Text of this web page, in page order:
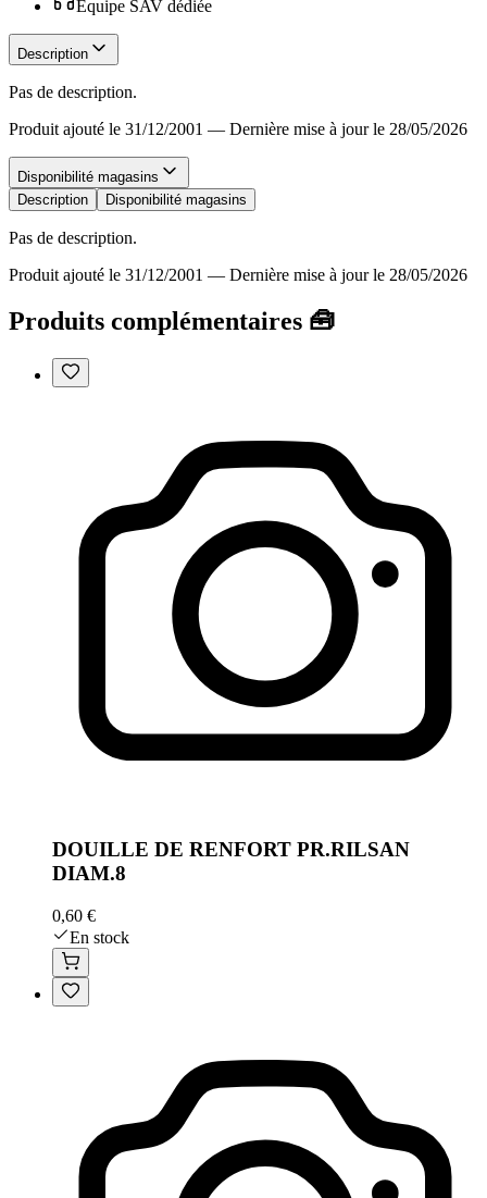
Équipe SAV dédiée
Description
Pas de description.
Produit ajouté le 31/12/2001 — Dernière mise à jour le 28/05/2026
Disponibilité magasins
Description
Disponibilité magasins
Pas de description.
Produit ajouté le 31/12/2001 — Dernière mise à jour le 28/05/2026
Produits complémentaires 🧰
DOUILLE DE RENFORT PR.RILSAN
DIAM.8
0,60 €
En stock